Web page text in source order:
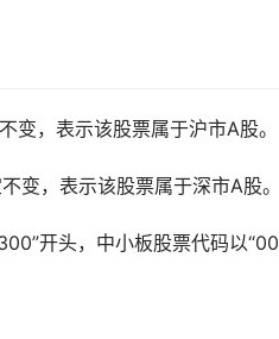
变，表示该股票属于沪市A股。
变，表示该股票属于深市A股。
开头，中小板股票代码以